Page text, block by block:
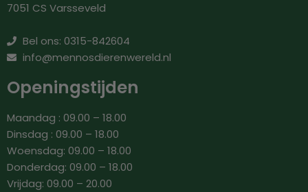
7051 CS Varsseveld
Bel ons: 0315-842604
info@mennosdierenwereld.nl
Openingstijden
Maandag : 09.00 – 18.00
Dinsdag : 09.00 – 18.00
Woensdag: 09.00 – 18.00
Donderdag: 09.00 – 18.00
Vrijdag: 09.00 – 20.00